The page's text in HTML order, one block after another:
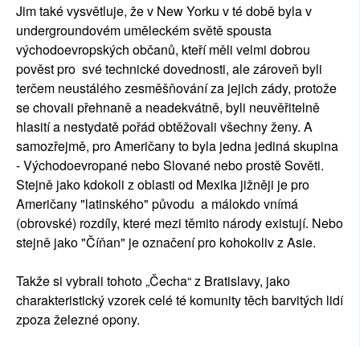
Jim také vysvětluje, že v New Yorku v té době byla v
undergroundovém uměleckém světě spousta
východoevropských občanů, kteří měli velmi dobrou
pověst pro své technické dovednosti, ale zároveň byli
terčem neustálého zesměšňování za jejich zády, protože
se chovali přehnaně a neadekvátně, byli neuvěřitelně
hlasití a nestydatě pořád obtěžovali všechny ženy. A
samozřejmě, pro Američany to byla jedna jediná skupina
- Východoevropané nebo Slované nebo prostě Sověti.
Stejně jako kdokoli z oblasti od Mexika jižněji je pro
Američany "latinského" původu a málokdo vnímá
(obrovské) rozdíly, které mezi těmito národy existují. Nebo
stejně jako "Číňan" je označení pro kohokoliv z Asie.
Takže si vybrali tohoto „Čecha“ z Bratislavy, jako
charakteristický vzorek celé té komunity těch barvitých lidí
zpoza železné opony.